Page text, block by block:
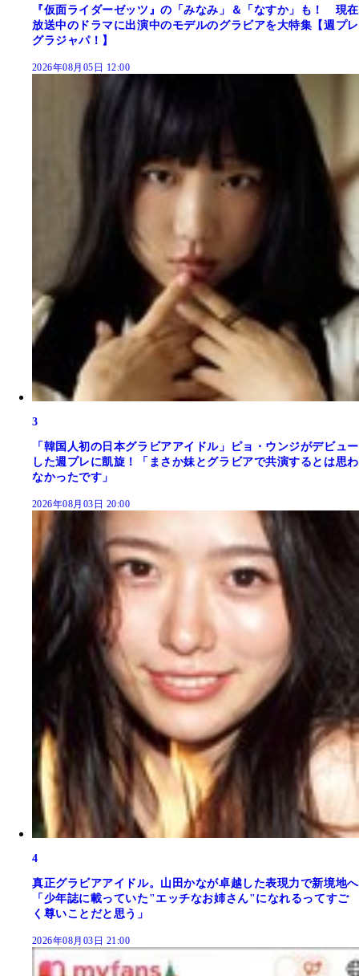
『仮面ライダーゼッツ』の「みなみ」＆「なすか」も！ 現在
放送中のドラマに出演中のモデルのグラビアを大特集【週プレ
グラジャパ！】
2026年08月05日 12:00
3
「韓国人初の日本グラビアアイドル」ピョ・ウンジがデビュー
した週プレに凱旋！「まさか妹とグラビアで共演するとは思わ
なかったです」
2026年08月03日 20:00
4
真正グラビアアイドル。山田かなが卓越した表現力で新境地へ
「少年誌に載っていた"エッチなお姉さん"になれるってすご
く尊いことだと思う」
2026年08月03日 21:00